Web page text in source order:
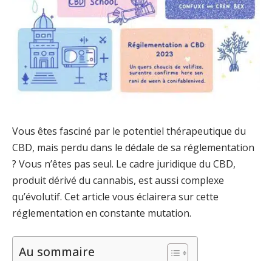
Vous êtes fasciné par le potentiel thérapeutique du
CBD, mais perdu dans le dédale de sa réglementation
? Vous n’êtes pas seul. Le cadre juridique du CBD,
produit dérivé du cannabis, est aussi complexe
qu’évolutif. Cet article vous éclairera sur cette
réglementation en constante mutation.
Au sommaire